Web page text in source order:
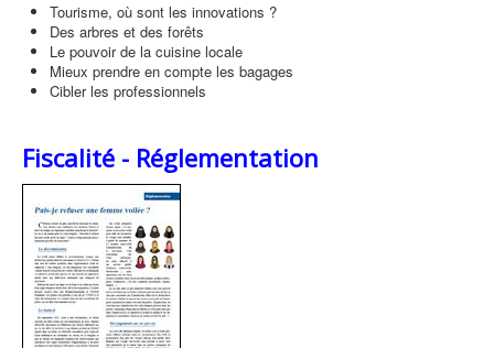
Tourisme, où sont les innovations ?
Des arbres et des forêts
Le pouvoir de la cuisine locale
Mieux prendre en compte les bagages
Cibler les professionnels
Fiscalité - Réglementation